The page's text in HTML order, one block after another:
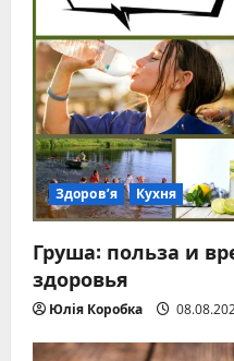
Здоров’я Кухня
Груша: польза и
здоровья
Юлія Коробка